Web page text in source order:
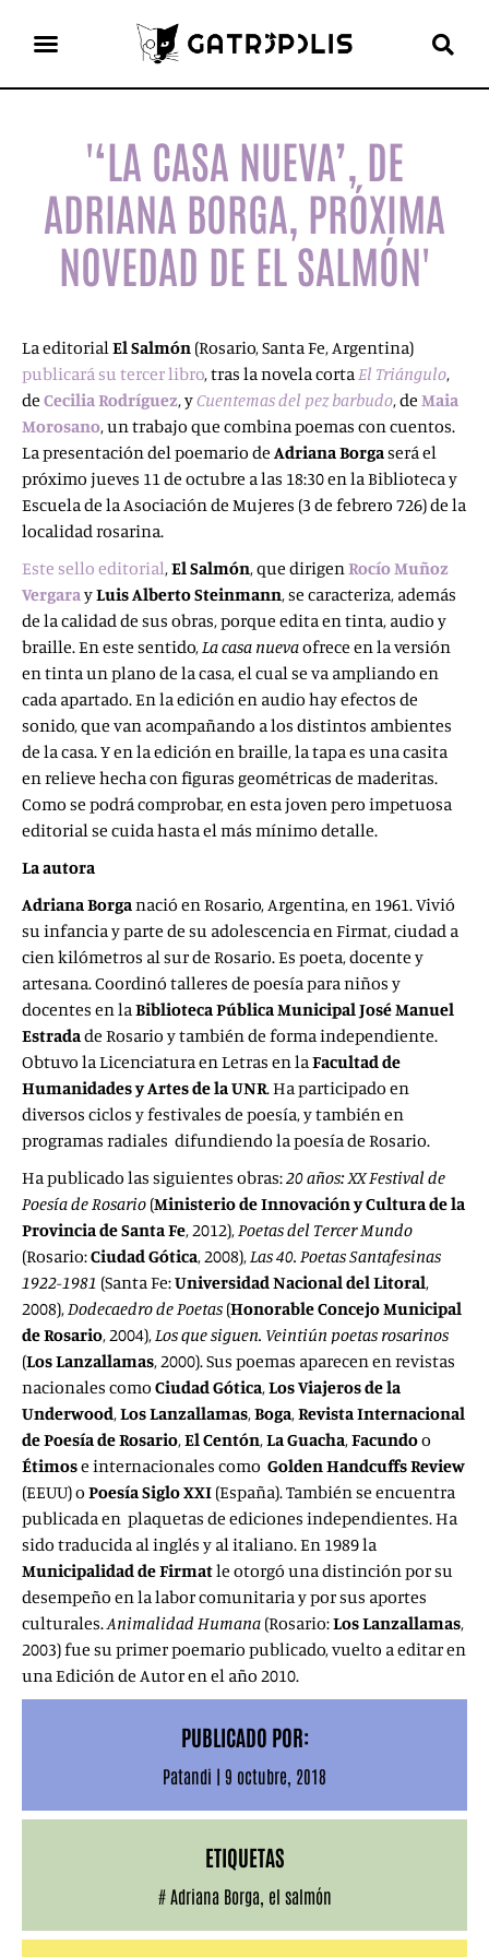
'‘LA CASA NUEVA’, DE
ADRIANA BORGA, PRÓXIMA
NOVEDAD DE EL SALMÓN'
La editorialEl Salmón (Rosario, Santa Fe, Argentina)
publicará su tercer libro, tras la novela cortaEl Triángulo,
de Cecilia Rodríguez, yCuentemas del pez barbudo, de Maia
Morosano, un trabajo que combina poemas con cuentos.
La presentación del poemario deAdriana Borgaserá el
próximo jueves 11 de octubre a las 18:30 en la Biblioteca y
Escuela de la Asociación de Mujeres (3 de febrero 726) de la
localidad rosarina.
Este sello editorial,El Salmón, que dirigenRocío Muñoz
VergarayLuis Alberto Steinmann,se caracteriza, además
de la calidad de sus obras, porque edita en tinta, audio y
braille. En este sentido,La casa nuevaofrece en la versión
en tinta un plano de la casa, el cual se va ampliando en
cada apartado. En la edición en audio hay efectos de
sonido, que van acompañando a los distintos ambientes
de la casa. Y en la edición en braille, la tapa es una casita
en relieve hecha con figuras geométricas de maderitas.
Como se podrá comprobar, en esta joven pero impetuosa
editorial se cuida hasta el más mínimo detalle.
La autora
Adriana Borganació en Rosario, Argentina, en 1961. Vivió
su infancia y parte de su adolescencia en Firmat, ciudad a
cien kilómetros al sur de Rosario. Es poeta, docente y
artesana. Coordinó talleres de poesía para niños y
docentes en laBiblioteca Pública Municipal José Manuel
Estradade Rosario y también de forma independiente.
Obtuvo la Licenciatura en Letras en laFacultad de
Humanidades y Artes de la UNR. Ha participado en
diversos ciclos y festivales de poesía, y también en
programas radiales difundiendo la poesía de Rosario.
Ha publicado las siguientes obras:20 años: XX Festival de
Poesía de Rosario (Ministerio de Innovación y Cultura de la
Provincia de Santa Fe, 2012),Poetas del Tercer Mundo
(Rosario:Ciudad Gótica, 2008),Las 40. Poetas Santafesinas
1922-1981 (Santa Fe:Universidad Nacional del Litoral,
2008),Dodecaedro de Poetas (Honorable Concejo Municipal
de Rosario, 2004),Los que siguen. Veintiún poetas rosarinos
(Los Lanzallamas, 2000). Sus poemas aparecen en revistas
nacionales como Ciudad Gótica,Los Viajeros de la
Underwood,Los Lanzallamas,Boga,Revista Internacional
de Poesía de Rosario,El Centón,La Guacha,Facundoo
Étimose internacionales como Golden Handcuffs Review
(EEUU) o Poesía Siglo XXI (España). También se encuentra
publicada en plaquetas de ediciones independientes. Ha
sido traducida al inglés y al italiano. En 1989 la
Municipalidad de Firmatle otorgó una distinción por su
desempeño en la labor comunitaria y por sus aportes
culturales.Animalidad Humana (Rosario:Los Lanzallamas,
2003) fue su primer poemario publicado, vuelto a editar en
una Edición de Autor en el año 2010.
PUBLICADO POR:
Patandi | 9 octubre, 2018
ETIQUETAS
# Adriana Borga el salmón